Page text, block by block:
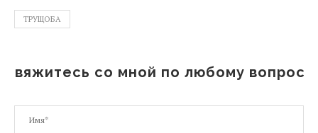
ТРУЩОБА
Свяжитесь со мной по любому вопросу